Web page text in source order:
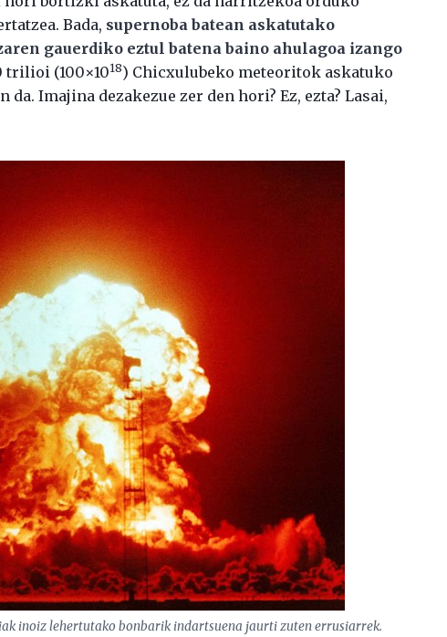
Bada, supernoba batean askatutako
gauerdiko eztul batena baino ahulagoa izango
trilioi (100×1018) Chicxulubeko meteoritok askatuko
da. Imajina dezakezue zer den hori? Ez, ezta? Lasai,
inoiz lehertutako bonbarik indartsuena jaurti zuten errusiarrek.